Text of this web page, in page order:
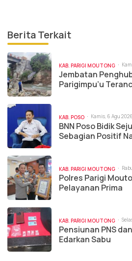
Berita Terkait
KAB. PARIGI MOUTONG
Jembatan
Parigimpu’u
KAB. POSO Kamis, 6 Agu
BNN Poso Bidik
Sebagian Positif
KAB. PARIGI MOUTONG
Polres Parigi
Pelayanan Prima
KAB. PARIGI MOUTONG
Pensiunan PNS
Edarkan Sabu